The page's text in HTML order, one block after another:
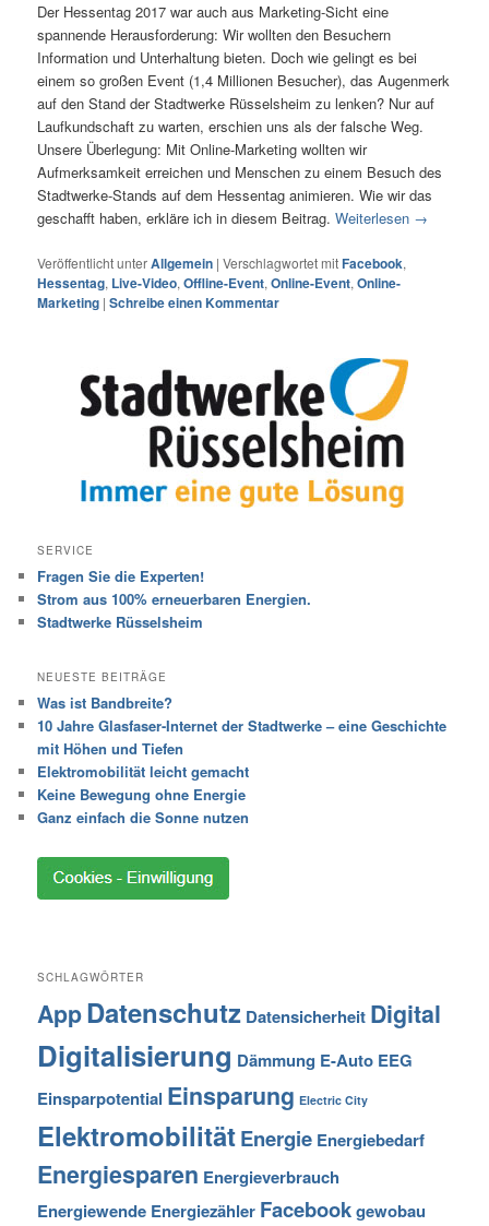
Der Hessentag 2017 war auch aus Marketing-Sicht eine
spannende Herausforderung: Wir wollten den Besuchern
Information und Unterhaltung bieten. Doch wie gelingt es bei
einem so großen Event (1,4 Millionen Besucher), das Augenmerk
auf den Stand der Stadtwerke Rüsselsheim zu lenken? Nur auf
Laufkundschaft zu warten, erschien uns als der falsche Weg.
Unsere Überlegung: Mit Online-Marketing wollten wir
Aufmerksamkeit erreichen und Menschen zu einem Besuch des
Stadtwerke-Stands auf dem Hessentag animieren. Wie wir das
geschafft haben, erkläre ich in diesem Beitrag.Weiterlesen →
Veröffentlicht unterAllgemein |Verschlagwortet mitFacebook,
Hessentag, Live-Video,Offline-Event,Online-Event,Online-
Marketing |Schreibe einen Kommentar
SERVICE
Fragen Sie die Experten!
Strom aus 100% erneuerbaren Energien.
Stadtwerke Rüsselsheim
NEUESTE BEITRÄGE
Was ist Bandbreite?
10 Jahre Glasfaser-Internet der Stadtwerke – eine Geschichte
mit Höhen und Tiefen
Elektromobilität leicht gemacht
Keine Bewegung ohne Energie
Ganz einfach die Sonne nutzen
SCHLAGWÖRTER
AppDatenschutz Datensicherheit Digital
Digitalisierung Dämmung E-Auto EEG
Einsparpotential Einsparung Electric City
ElektromobilitätEnergie Energiebedarf
Energiesparen Energieverbrauch
Energiewende Energiezähler Facebookgewobau